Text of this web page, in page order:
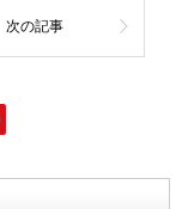
次の記事